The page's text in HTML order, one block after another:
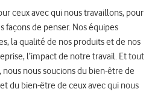
ceux avec qui nous travaillons, pour
façons de penser. Nos équipes
la qualité de nos produits et de nos
l’impact de notre travail. Et tout
nous soucions du bien-être de
du bien-être de ceux avec qui nous